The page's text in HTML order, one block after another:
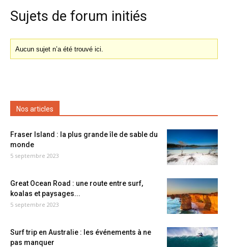
Sujets de forum initiés
Aucun sujet n’a été trouvé ici.
Nos articles
Fraser Island : la plus grande île de sable du
monde
5 septembre 2023
Great Ocean Road : une route entre surf,
koalas et paysages...
5 septembre 2023
Surf trip en Australie : les événements à ne
pas manquer